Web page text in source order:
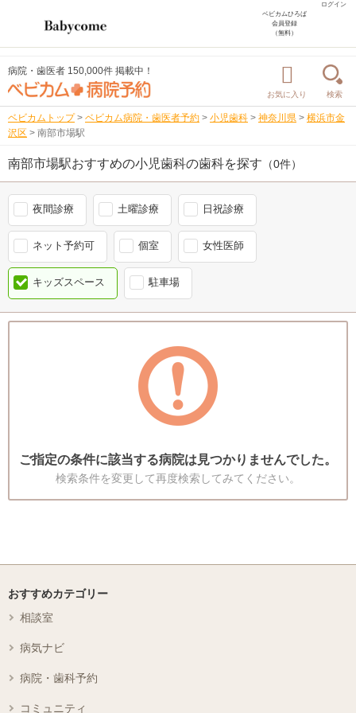
ログイン
ベビカムひろば
会員登録
（無料）
病院・歯医者 150,000件 掲載中！
お気に入り 検索
ベビカムトップ > ベビカム病院・歯医者予約 > 小児歯科 > 神奈川県 > 横浜市金
沢区 > 南部市場駅
南部市場駅おすすめの小児歯科の歯科を探す （0件）
夜間診療 土曜診療 日祝診療
ネット予約可 個室 女性医師
キッズスペース 駐車場
ご指定の条件に該当する病院は見つかりませんでした。
検索条件を変更して再度検索してみてください。
おすすめカテゴリー
相談室
病気ナビ
病院・歯科予約
コミュニティ